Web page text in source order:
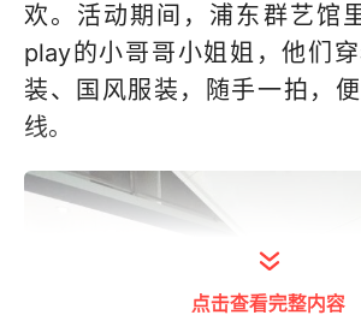
欢。活动期间，浦东群艺馆
play的小哥哥小姐姐，他们
装、国风服装，随手一拍，
线。
点击查看完整内容